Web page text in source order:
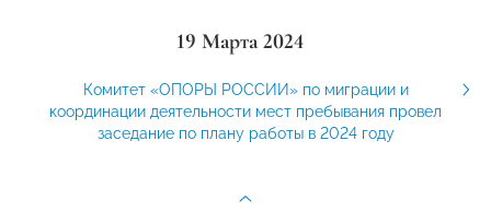
19 Марта 2024
Комитет «ОПОРЫ РОССИИ» по миграции и
координации деятельности мест пребывания провел
заседание по плану работы в 2024 году